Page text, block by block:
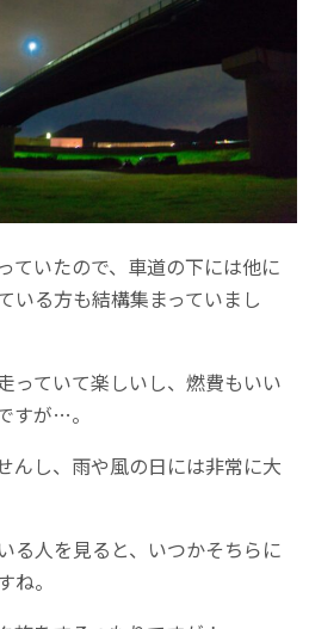
ていたので、車道の下には他に
いる方も結構集まっていまし
っていて楽しいし、燃費もいい
すが…。
んし、雨や風の日には非常に大
る人を見ると、いつかそちらに
ね。